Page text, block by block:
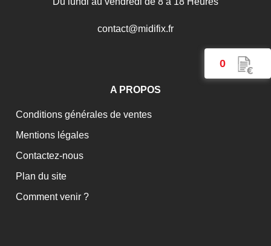
0
contact@midifix.fr
A PROPOS
Conditions générales de ventes
Mentions légales
Contactez-nous
Plan du site
Comment venir ?